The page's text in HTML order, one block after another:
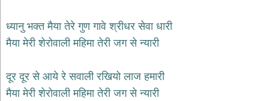
भजन
bhajans
भजन
jain
bhajans
ध्यानु भक्त मैया तेरे गुण गावे श्रीधर सेवा धारी
मैया मेरी शेरोवाली महिमा तेरी जग से न्यारी
दूर दूर से आये रे सवाली रखियो लाज हमारी
मैया मेरी शेरोवाली महिमा तेरी जग से न्यारी